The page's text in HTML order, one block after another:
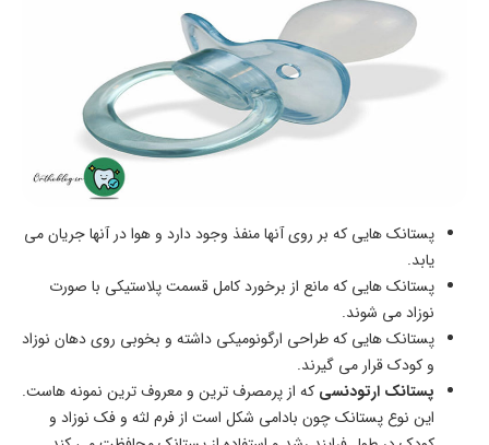
پستانک هایی که بر روی آنها منفذ وجود دارد و هوا در آنها جریان می
یابد.
پستانک هایی که مانع از برخورد کامل قسمت پلاستیکی با صورت
نوزاد می شوند.
پستانک هایی که طراحی ارگونومیکی داشته و بخوبی روی دهان نوزاد
و کودک قرار می گیرند.
پستانک ارتودنسی که از پرمصرف ترین و معروف ترین نمونه هاست.
این نوع پستانک چون بادامی شکل است از فرم لثه و فک نوزاد و